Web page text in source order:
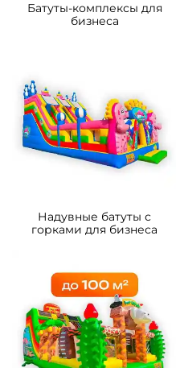
Батуты-комплексы для
бизнеса
Надувные батуты с
горками для бизнеса